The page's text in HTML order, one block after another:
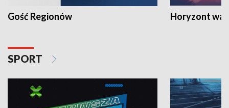
Gość Regionów Horyzont
SPORT